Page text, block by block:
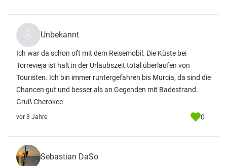
Unbekannt
Ich war da schon oft mit dem Reisemobil. Die Küste bei
Torrevieja ist halt in der Urlaubszeit total überlaufen von
Touristen. Ich bin immer runtergefahren bis Murcia, da sind die
Chancen gut und besser als an Gegenden mit Badestrand.
Gruß Cherokee
vor 3 Jahre 0
Sebastian DaSo